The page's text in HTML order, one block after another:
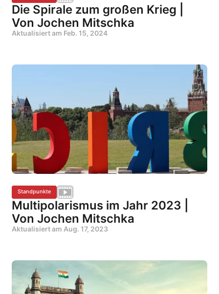
Die Spirale zum großen Krieg |
Von Jochen Mitschka
Aktualisiert am Feb. 15, 2024
Standpunkte
Multipolarismus im Jahr 2023 |
Von Jochen Mitschka
Aktualisiert am Aug. 17, 2023